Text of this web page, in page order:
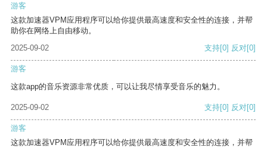
游客
这款加速器VPM应用程序可以给你提供最高速度和安全性的连接，并帮
助你在网络上自由移动。
2025-09-02
支持[0] 反对[0]
游客
这款app的音乐资源非常优质，可以让我尽情享受音乐的魅力。
2025-09-02 支持[0] 反对[0]
游客
这款加速器VPM应用程序可以给你提供最高速度和安全性的连接，并帮